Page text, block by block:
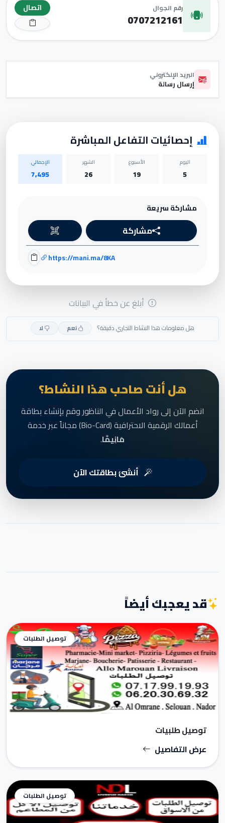
رقم الجوال
0707212161
اتصال
البريد الإلكتروني
إرسال رسالة
إحصائيات التفاعل المباشرة
اليوم
5
الأسبوع
19
الشهر
26
الإجمالي
7,495
مشاركة سريعة
مشاركة
https://mani.ma/8KA
أبلغ عن خطأ في البيانات
هل معلومات هذا النشاط التجاري دقيقة؟ نعم لا
هل أنت صاحب هذا النشاط؟
انضم الآن إلى رواد الأعمال في الناظور وقم بإنشاء بطاقة
أعمالك الرقمية الاحترافية (Bio-Card) مجاناً عبر خدمة
مَانِيمَّا.
أنشئ بطاقتك الآن
قد يعجبك أيضاً
توصيل الطلبات
توصيل طلبيات
عرض التفاصيل
توصيل الطلبات